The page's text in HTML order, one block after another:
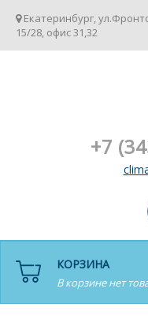
Екатеринбург,
15/28, офис 31,32
+7
КОРЗИНА
В корзине нет